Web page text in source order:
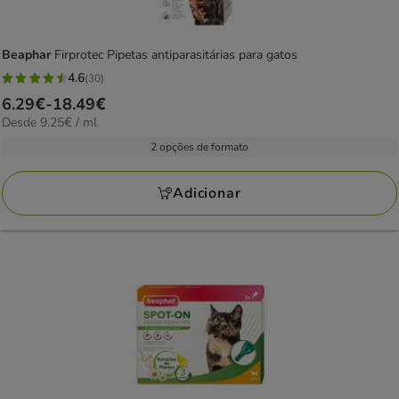
Beaphar Firprotec Pipetas antiparasitárias para gatos
4.6
estrelas
com
avaliações
4.6(30)
Preço
de
18.49€
6.29€-18.49€
9.25€
Desde 9.25€ / ml
2 opções de formato
Adicionar